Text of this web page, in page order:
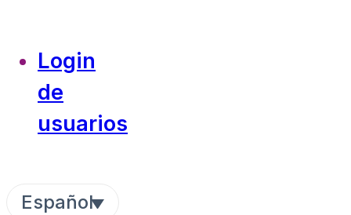
Login
de
usuarios
Español